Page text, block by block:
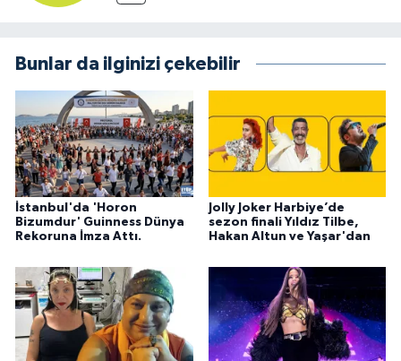
Bunlar da ilginizi çekebilir
İstanbul'da 'Horon
Bizumdur' Guinness Dünya
Rekoruna İmza Attı.
Jolly Joker Harbiye’de
sezon finali Yıldız Tilbe,
Hakan Altun ve Yaşar'dan